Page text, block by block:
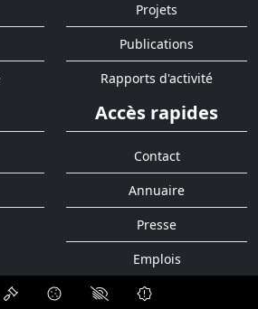
Projets
Publications
Rapports d'activité
Accès rapides
Contact
Annuaire
Presse
Emplois